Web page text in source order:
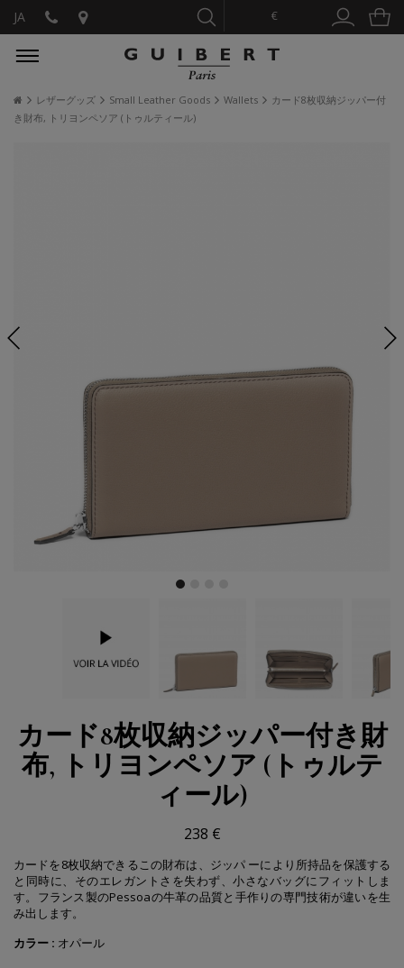
€
JA
レザーグッズ Small Leather Goods Wallets
カード8枚収納ジッパー付
き財布, トリヨンペソア (トゥルティール)
カード8枚収納ジッパー付き財
布, トリヨンペソア (トゥルテ
ィール)
238 €
カードを8枚収納できるこの財布は、ジッパ ーにより所持品を保護する
と同時に、そのエレガントさを失わず、小さなバッグにフィットしま
す。フランス製のPessoaの牛革の品質と手作りの専門技術が違いを生
み出します。
カラー : オパール